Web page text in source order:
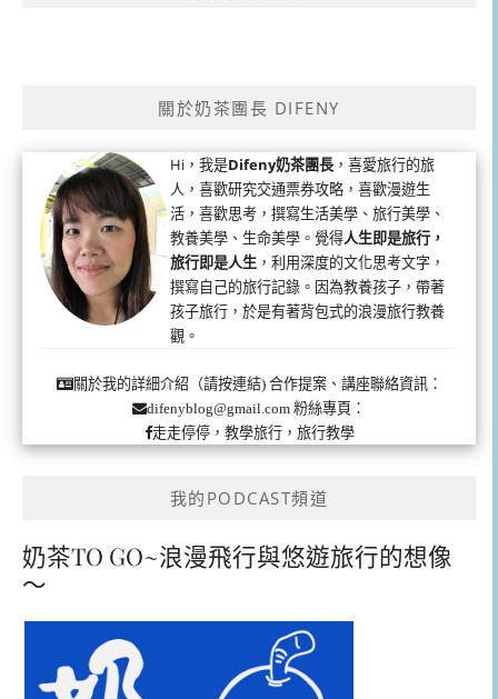
關於奶茶團長 DIFENY
Hi，我是Difeny奶茶團長 ，喜愛旅行的旅
人，喜歡研究交通票券攻略，喜歡漫遊生
活，喜歡思考，撰寫生活美學、旅行美學、
教養美學、生命美學。覺得人生即是旅行，
旅行即是人生 ，利用深度的文化思考文字，
撰寫自己的旅行記錄。因為教養孩子，帶著
孩子旅行，於是有著背包式的浪漫旅行教養
觀。
關於我的詳細介紹（請按連結)合作提案、講座聯絡資訊：
difenyblog@gmail.com 粉絲專頁：
走走停停，教學旅行，旅行教學
我的PODCAST頻道
奶茶TO GO~浪漫飛行與悠遊旅行的想像
～